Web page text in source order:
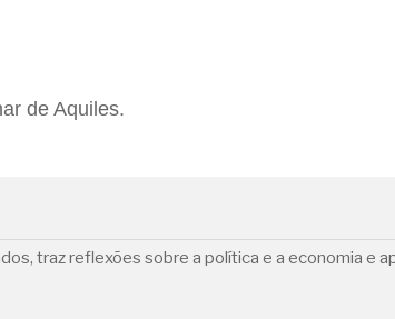
de Aquiles.
traz reflexões sobre a política e a economia e